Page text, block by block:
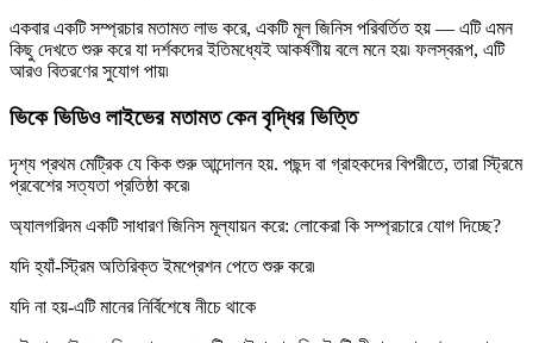
একবার একটি সম্প্রচার মতামত লাভ করে, একটি মূল জিনিস পরিবর্তিত হয় — এটি এমন
কিছু দেখতে শুরু করে যা দর্শকদের ইতিমধ্যেই আকর্ষণীয় বলে মনে হয়৷ ফলস্বরূপ, এটি
আরও বিতরণের সুযোগ পায়৷
ভিকে ভিডিও লাইভের মতামত কেন বৃদ্ধির ভিত্তি
দৃশ্য প্রথম মেট্রিক যে কিক শুরু আন্দোলন হয়. পছন্দ বা গ্রাহকদের বিপরীতে, তারা স্ট্রিমে
প্রবেশের সত্যতা প্রতিষ্ঠা করে৷
অ্যালগরিদম একটি সাধারণ জিনিস মূল্যায়ন করে: লোকেরা কি সম্প্রচারে যোগ দিচ্ছে?
যদি হ্যাঁ-স্ট্রিম অতিরিক্ত ইমপ্রেশন পেতে শুরু করে৷
যদি না হয়-এটি মানের নির্বিশেষে নীচে থাকে